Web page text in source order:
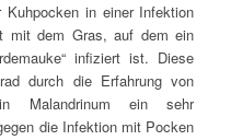
in einer Infektion
mit dem Gras, auf dem ein
infiziert ist. Diese
durch die Erfahrung von
Malandrinum ein sehr
die Infektion mit Pocken